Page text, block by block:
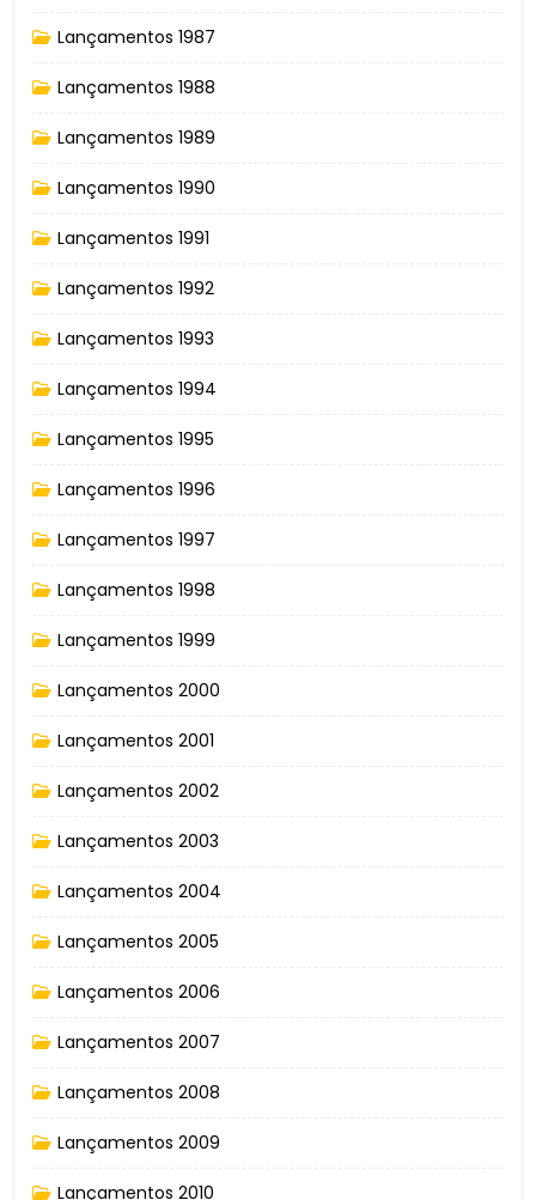
Lançamentos 1987
Lançamentos 1988
Lançamentos 1989
Lançamentos 1990
Lançamentos 1991
Lançamentos 1992
Lançamentos 1993
Lançamentos 1994
Lançamentos 1995
Lançamentos 1996
Lançamentos 1997
Lançamentos 1998
Lançamentos 1999
Lançamentos 2000
Lançamentos 2001
Lançamentos 2002
Lançamentos 2003
Lançamentos 2004
Lançamentos 2005
Lançamentos 2006
Lançamentos 2007
Lançamentos 2008
Lançamentos 2009
Lançamentos 2010